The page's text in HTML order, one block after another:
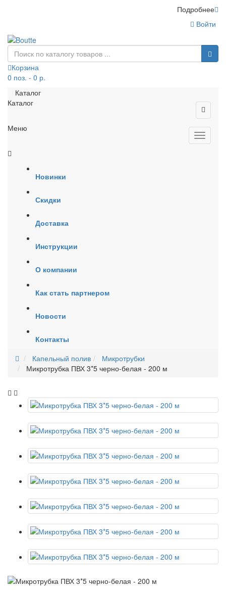
Подробнее
Войти
Корзина
0 поз. - 0 р.
Каталог
Каталог
Меню
Новинки
Скидки
Доставка
Инструкции
О компании
Как стать партнером
Новости
Контакты
Капельный полив
Микротрубки
Микротрубка ПВХ 3*5 черно-белая - 200 м